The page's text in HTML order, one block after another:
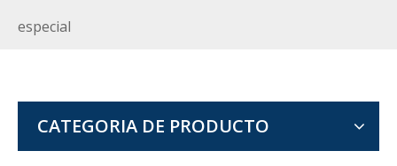
especial
CATEGORIA DE PRODUCTO